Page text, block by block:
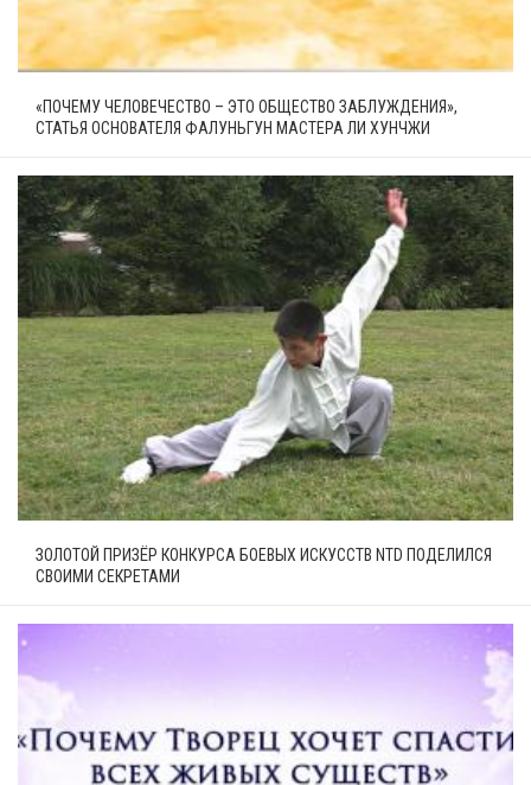
«ПОЧЕМУ ЧЕЛОВЕЧЕСТВО – ЭТО ОБЩЕСТВО ЗАБЛУЖДЕНИЯ»,
СТАТЬЯ ОСНОВАТЕЛЯ ФАЛУНЬГУН МАСТЕРА ЛИ ХУНЧЖИ
ЗОЛОТОЙ ПРИЗЁР КОНКУРСА БОЕВЫХ ИСКУССТВ NTD ПОДЕЛИЛСЯ
СВОИМИ СЕКРЕТАМИ